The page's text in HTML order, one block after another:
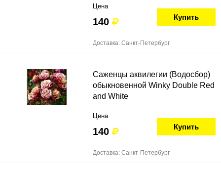
Цена
140 Купить
Доставка: Санкт-Петербург
Саженцы аквилегии (Водосбор)
обыкновенной Winky Double Red
and White
Цена
140 Купить
Доставка: Санкт-Петербург